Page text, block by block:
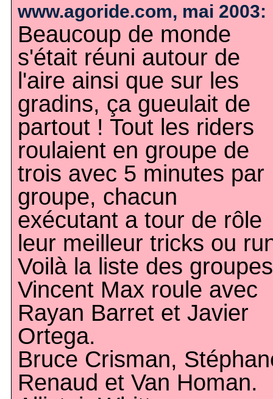
www.agoride.com, mai 2003:
Beaucoup de monde
s'était réuni autour de
l'aire ainsi que sur les
gradins, ça gueulait de
partout ! Tout les riders
roulaient en groupe de
trois avec 5 minutes par
groupe, chacun
exécutant a tour de rôle
leur meilleur tricks ou
Voilà la liste des
Vincent Max roule avec
Rayan Barret et Javier
Ortega.
Bruce Crisman,
Renaud et Van Homan.